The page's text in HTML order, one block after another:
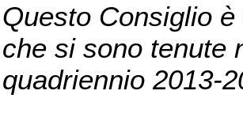
Questo Consiglio
che si sono tenute
quadriennio 2013-